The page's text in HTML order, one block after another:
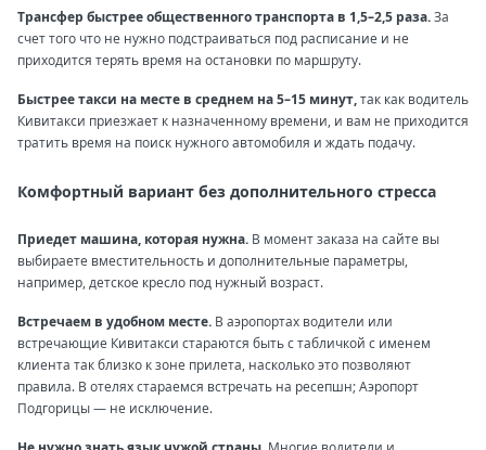
Трансфер быстрее общественного транспорта в 1,5–2,5 раза.За
счет того что не нужно подстраиваться под расписание и не
приходится терять время на остановки по маршруту.
Быстрее такси на месте в среднем на 5–15 минут,так как водитель
Кивитакси приезжает к назначенному времени, и вам не приходится
тратить время на поиск нужного автомобиля и ждать подачу.
Комфортный вариант без дополнительного стресса
Приедет машина, которая нужна. В момент заказа на сайте вы
выбираете вместительность и дополнительные параметры,
например, детское кресло под нужный возраст.
Встречаем в удобном месте. В аэропортах водители или
встречающие Кивитакси стараются быть с табличкой с именем
клиента так близко к зоне прилета, насколько это позволяют
правила. В отелях стараемся встречать на ресепшн; Аэропорт
Подгорицы — не исключение.